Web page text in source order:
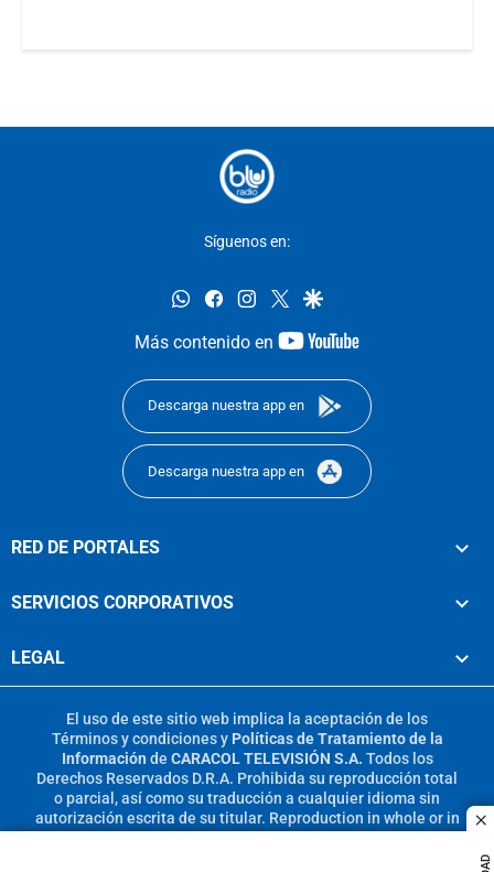
Síguenos en:
whatsappfacebookinstagram
twittergoogle
Más contenido en
youtube-
Descarga nuestra app en
Descarga nuestra app en
RED DE PORTALES
SERVICIOS CORPORATIVOS
LEGAL
El uso de este sitio web implica la aceptación de los
Términos y condicionesy Políticas de Tratamiento de la
Información de CARACOL TELEVISIÓN S.A. Todos los
Derechos Reservados D.R.A. Prohibida su reproducción total
o parcial, así como su traducción a cualquier idioma sin
autorización escrita de su titular. Reproduction in whole or in